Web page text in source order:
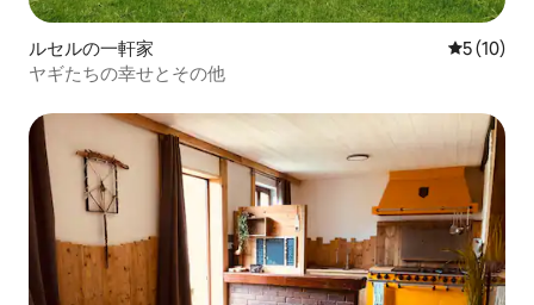
ルセルの一軒家 レビュー
5 (10)
ヤギたちの幸せとその他